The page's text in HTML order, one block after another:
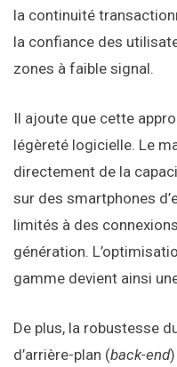
la continuité
la confiance des
zones à faible signal.
Il ajoute que cette
légèreté logicielle. Le
directement de la
sur des smartphones
limités à des
génération.
gamme devient ainsi
De plus, la robustesse
d’arrière-plan (back-end